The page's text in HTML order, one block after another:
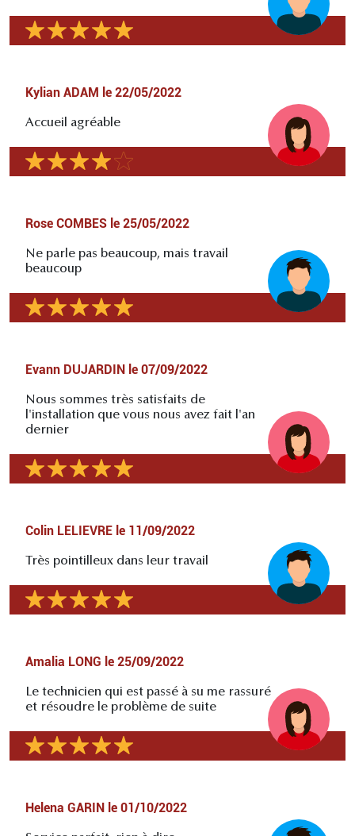
Kylian ADAM le 22/05/2022
Accueil agréable
Rose COMBES le 25/05/2022
Ne parle pas beaucoup, mais travail
beaucoup
Evann DUJARDIN le 07/09/2022
Nous sommes très satisfaits de
l'installation que vous nous avez fait l'an
dernier
Colin LELIEVRE le 11/09/2022
Très pointilleux dans leur travail
Amalia LONG le 25/09/2022
Le technicien qui est passé à su me rassuré
et résoudre le problème de suite
Helena GARIN le 01/10/2022